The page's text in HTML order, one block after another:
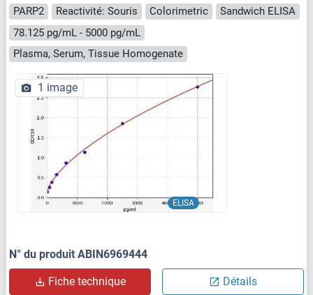
PARP2 Reactivité: Souris Colorimetric
Sandwich ELISA
78.125 pg/mL - 5000 pg/mL
Plasma, Serum, Tissue Homogenate
ELISA
1 image
N° du produit ABIN6969444
Fiche technique Détails